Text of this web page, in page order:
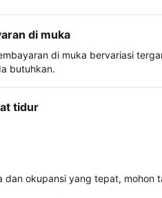
di muka
di muka bervariasi
butuhkan.
tidur
dan okupansi yang tepat,